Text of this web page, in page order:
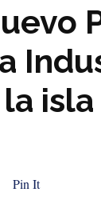
Pin It